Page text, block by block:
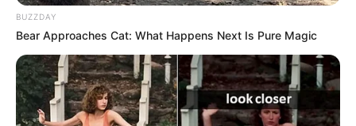
Prezentacja wideo
BUZZDAY
Bear Approaches Cat: What Happens Next Is Pure Magic